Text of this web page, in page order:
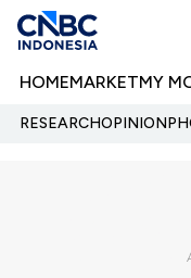
HOMEMARKETMY
RESEARCHOPINION